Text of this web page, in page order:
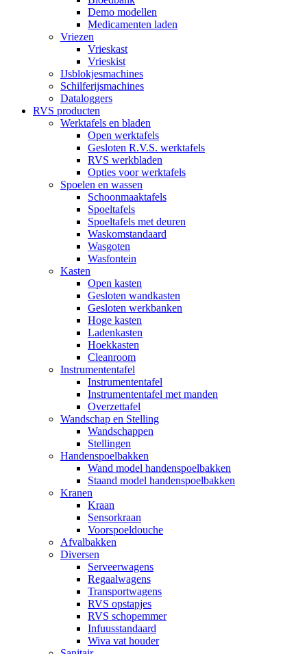
Demo modellen
Medicamenten laden
Vriezen
Vrieskast
Vrieskist
IJsblokjesmachines
Schilferijsmachines
Dataloggers
RVS producten
Werktafels en bladen
Open werktafels
Gesloten R.V.S. werktafels
RVS werkbladen
Opties voor werktafels
Spoelen en wassen
Schoonmaaktafels
Spoeltafels
Spoeltafels met deuren
Waskomstandaard
Wasgoten
Wasfontein
Kasten
Open kasten
Gesloten wandkasten
Gesloten werkbanken
Hoge kasten
Ladenkasten
Hoekkasten
Cleanroom
Instrumententafel
Instrumententafel
Instrumententafel met manden
Overzettafel
Wandschap en Stelling
Wandschappen
Stellingen
Handenspoelbakken
Wand model handenspoelbakken
Staand model handenspoelbakken
Kranen
Kraan
Sensorkraan
Voorspoeldouche
Afvalbakken
Diversen
Serveerwagens
Regaalwagens
Transportwagens
RVS opstapjes
RVS schopemmer
Infuusstandaard
Wiva vat houder